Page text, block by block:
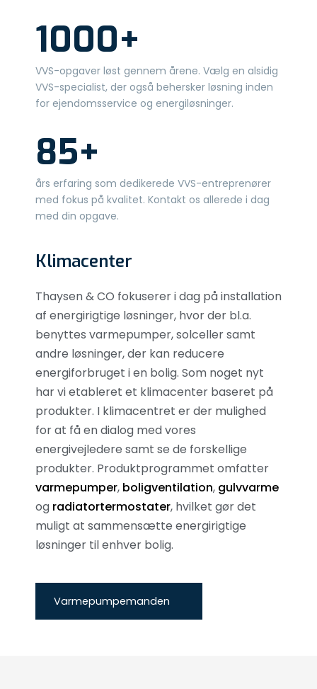
​1000+
VVS-opgaver løst gennem årene. Vælg en alsidig
VVS-specialist, der også behersker løsning inden
for ejendomsservice og energiløsninger.
85+
års erfaring som dedikerede VVS-entreprenører
med fokus på kvalitet. Kontakt os allerede i dag
med din opgave.
Klimacenter
Thaysen & CO fokuserer i dag på installation
af energirigtige løsninger, hvor der bl.a.
benyttes varmepumper, solceller samt
andre løsninger, der kan reducere
energiforbruget i en bolig. Som noget nyt
har vi etableret et klimacenter baseret på
produkter. I klimacentret er der mulighed
for at få en dialog med vores
energivejledere samt se de forskellige
produkter. Produktprogrammet omfatter
varmepumper, boligventilation, gulvvarme
og radiatortermostater, hvilket gør det
muligt at sammensætte energirigtige
løsninger til enhver bolig.​
Varmepumpemanden